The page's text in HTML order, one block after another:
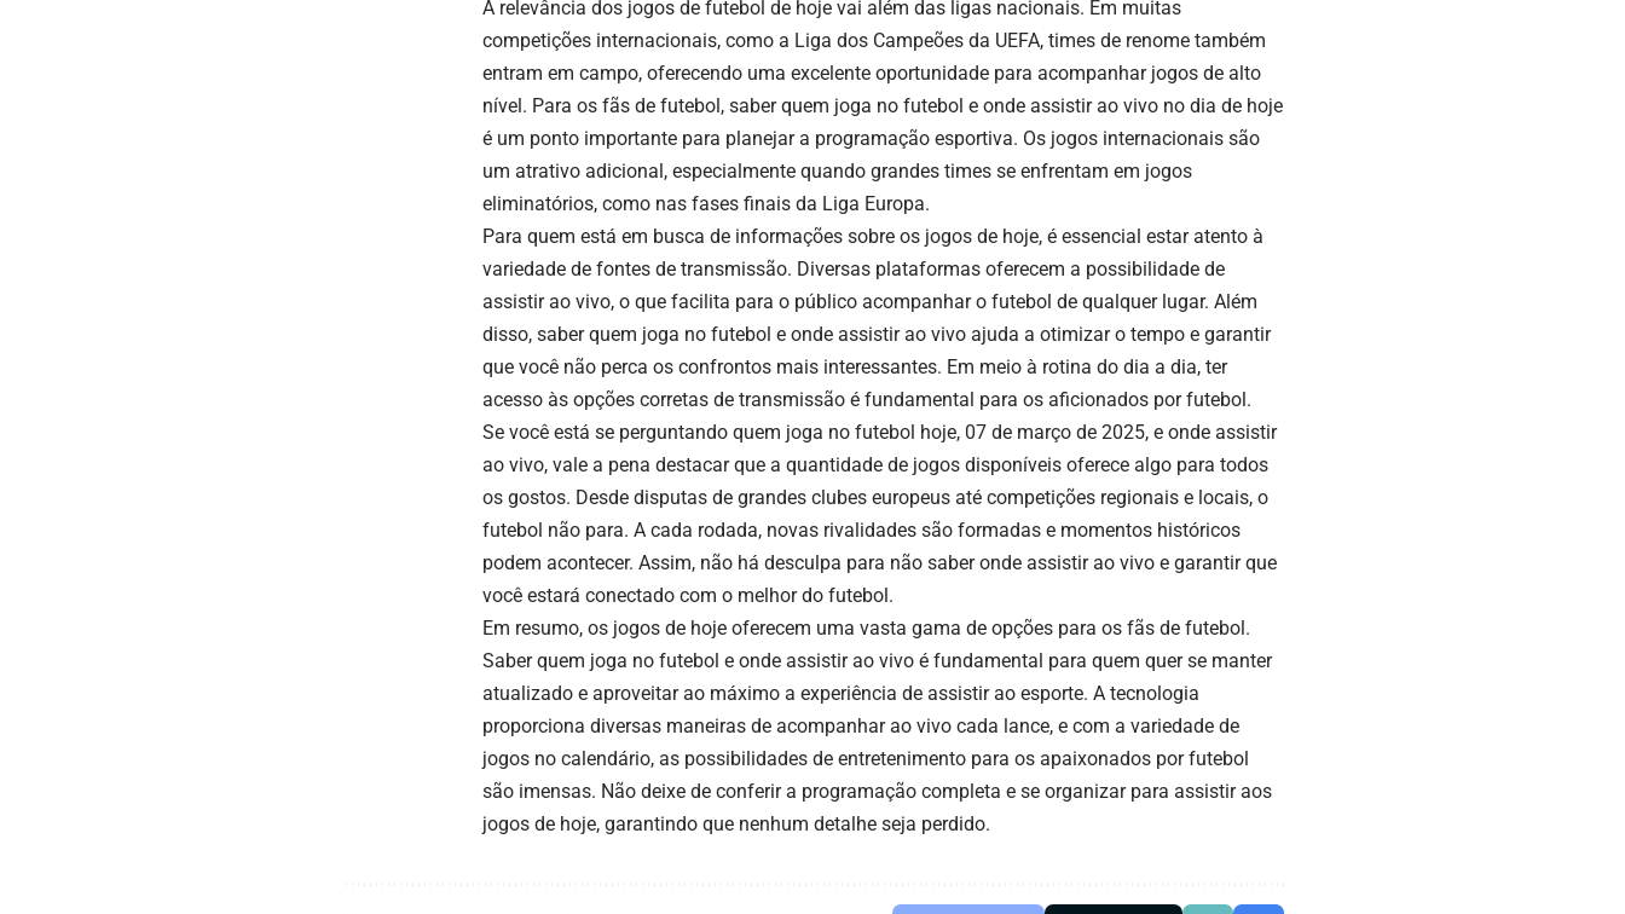
A relevância dos jogos de futebol de hoje vai além das ligas nacionais. Em muitas
competições internacionais, como a Liga dos Campeões da UEFA, times de renome também
entram em campo, oferecendo uma excelente oportunidade para acompanhar jogos de alto
nível. Para os fãs de futebol, saber quem joga no futebol e onde assistir ao vivo no dia de hoje
é um ponto importante para planejar a programação esportiva. Os jogos internacionais são
um atrativo adicional, especialmente quando grandes times se enfrentam em jogos
eliminatórios, como nas fases finais da Liga Europa.
Para quem está em busca de informações sobre os jogos de hoje, é essencial estar atento à
variedade de fontes de transmissão. Diversas plataformas oferecem a possibilidade de
assistir ao vivo, o que facilita para o público acompanhar o futebol de qualquer lugar. Além
disso, saber quem joga no futebol e onde assistir ao vivo ajuda a otimizar o tempo e garantir
que você não perca os confrontos mais interessantes. Em meio à rotina do dia a dia, ter
acesso às opções corretas de transmissão é fundamental para os aficionados por futebol.
Se você está se perguntando quem joga no futebol hoje, 07 de março de 2025, e onde assistir
ao vivo, vale a pena destacar que a quantidade de jogos disponíveis oferece algo para todos
os gostos. Desde disputas de grandes clubes europeus até competições regionais e locais, o
futebol não para. A cada rodada, novas rivalidades são formadas e momentos históricos
podem acontecer. Assim, não há desculpa para não saber onde assistir ao vivo e garantir que
você estará conectado com o melhor do futebol.
Em resumo, os jogos de hoje oferecem uma vasta gama de opções para os fãs de futebol.
Saber quem joga no futebol e onde assistir ao vivo é fundamental para quem quer se manter
atualizado e aproveitar ao máximo a experiência de assistir ao esporte. A tecnologia
proporciona diversas maneiras de acompanhar ao vivo cada lance, e com a variedade de
jogos no calendário, as possibilidades de entretenimento para os apaixonados por futebol
são imensas. Não deixe de conferir a programação completa e se organizar para assistir aos
jogos de hoje, garantindo que nenhum detalhe seja perdido.